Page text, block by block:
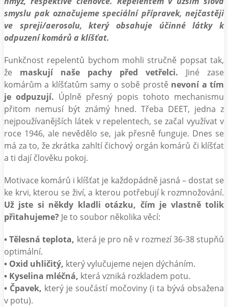
smyslu pak označujeme speciální přípravek, nejčastěji
ve spreji/aerosolu, který obsahuje účinné látky k
odpuzení komárů a klíšťat.
Funkčnost repelentů bychom mohli stručně popsat tak,
že maskují naše pachy před vetřelci. Jiné zase
komárům a klíšťatům samy o sobě prostě nevoní a tím
je odpuzují. Úplně přesný popis tohoto mechanismu
přitom nemusí být známý hned. Třeba DEET, jedna z
nejpoužívanějších látek v repelentech, se začal využívat v
roce 1946, ale nevědělo se, jak přesně funguje. Dnes se
má za to, že zkrátka zahltí čichový orgán komárů či klíšťat
a ti dají člověku pokoj.
Motivace komárů i klíšťat je každopádně jasná – dostat se
ke krvi, kterou se živí, a kterou potřebují k rozmnožování.
Už jste si někdy kladli otázku, čím je vlastně tolik
přitahujeme? Je to soubor několika věcí:
•Tělesná teplota, která je pro ně v rozmezí 36-38 stupňů
optimální.
• Oxid uhličitý, který vylučujeme nejen dýcháním.
• Kyselina mléčná, která vzniká rozkladem potu.
• Čpavek, který je součástí močoviny (i ta bývá obsažena
v potu).